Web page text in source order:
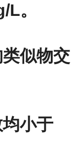
。
似物交
小于